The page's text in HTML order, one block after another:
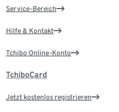
Service-Bereich
Hilfe & Kontakt
Tchibo Online-Konto
TchiboCard
Jetzt kostenlos registrieren